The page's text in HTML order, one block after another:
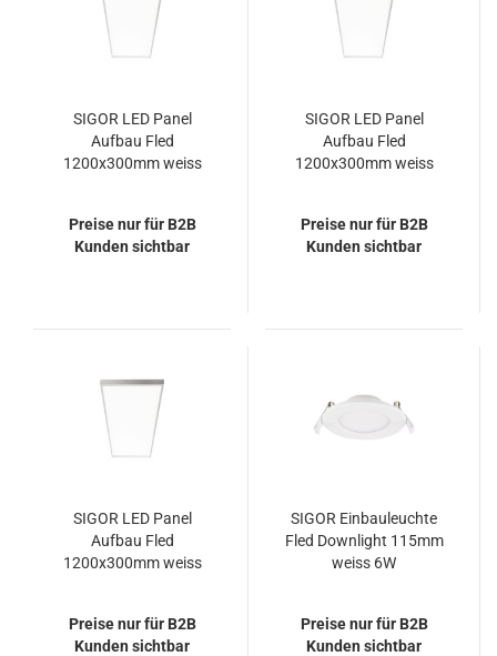
SIGOR LED Panel
Aufbau Fled
1200x300mm weiss
Preise nur für B2B
Kunden sichtbar
SIGOR LED Panel
Aufbau Fled
1200x300mm weiss
Preise nur für B2B
Kunden sichtbar
SIGOR LED Panel
Aufbau Fled
1200x300mm weiss
Preise nur für B2B
Kunden sichtbar
SIGOR Einbauleuchte
Fled Downlight 115mm
weiss 6W
Preise nur für B2B
Kunden sichtbar